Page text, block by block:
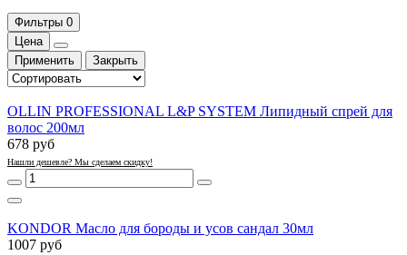
Фильтры 0
Цена
Применить
Закрыть
OLLIN PROFESSIONAL L&P SYSTEM Липидный спрей для
волос 200мл
678 руб
Нашли дешевле? Мы сделаем скидку!
KONDOR Масло для бороды и усов сандал 30мл
1007 руб